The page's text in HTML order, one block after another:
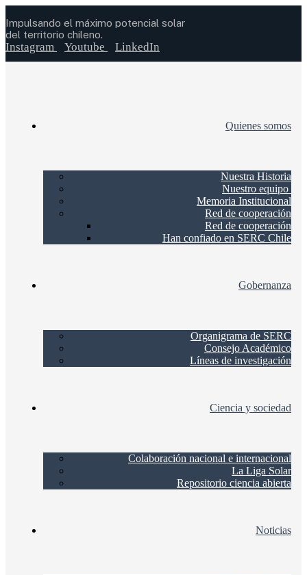
Impulsando el máximo potencial solar
del territorio chileno.
Instagram Youtube LinkedIn
Quienes somos
Nuestra Historia
Nuestro equipo
Memoria Institucional
Red de cooperación
Red de cooperación
Han confiado en SERC Chile
Gobernanza
Organigrama de SERC
Consejo Académico
Líneas de investigación
Ciencia y sociedad
Colaboración nacional e internacional
La Liga Solar
Repositorio ciencia abierta
Noticias